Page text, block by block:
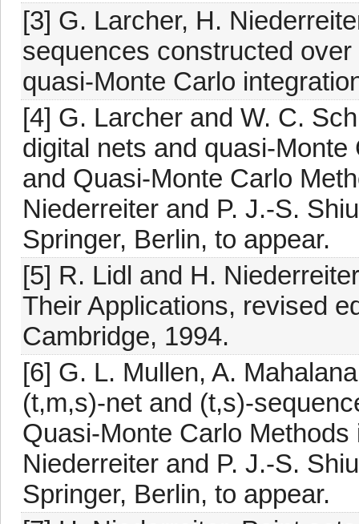
[3] G. Larcher, H.
sequences constructed
quasi-Monte Carlo
[4] G. Larcher and W. C.
digital nets and quasi-
and Quasi-Monte Carlo
Niederreiter and P. J.-S.
Springer, Berlin, to appear.
[5] R. Lidl and H.
Their Applications, revised
Cambridge, 1994.
[6] G. L. Mullen, A.
(t,m,s)-net and (t,s)-
Quasi-Monte Carlo
Niederreiter and P. J.-S.
Springer, Berlin, to appear.